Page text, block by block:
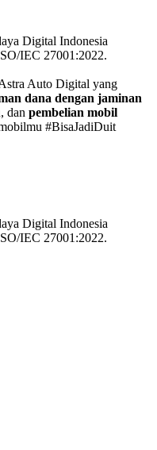
Digital Indonesia
IEC 27001:2022.
Auto Digital yang
dana dengan jaminan
, dan pembelian mobil
#BisaJadiDuit
Digital Indonesia
IEC 27001:2022.